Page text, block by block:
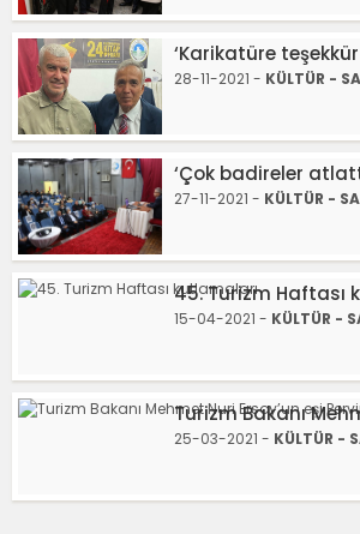
‘Karikatüre
28-11-2021 - KÜLTÜR -
‘Çok badireler
27-11-2021 - KÜLTÜR -
45. Turizm Haftası
15-04-2021 - KÜLTÜR -
Turizm Bakanı
25-03-2021 - KÜLTÜR -